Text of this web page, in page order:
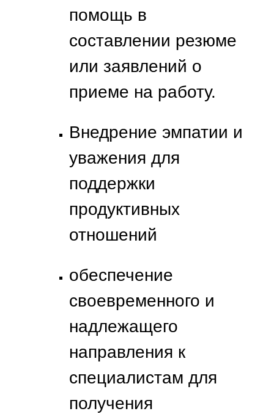
помощь в
составлении резюме
или заявлений о
приеме на работу.
Внедрение эмпатии и
уважения для
поддержки
продуктивных
отношений
обеспечение
своевременного и
надлежащего
направления к
специалистам для
получения